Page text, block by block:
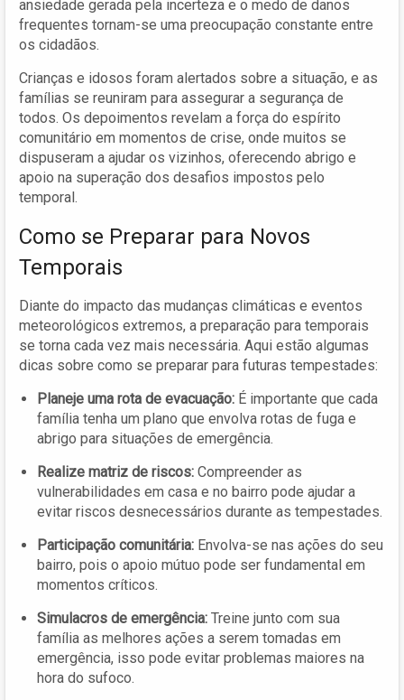
ansiedade gerada pela incerteza e o medo de danos
frequentes tornam-se uma preocupação constante entre
os cidadãos.
Crianças e idosos foram alertados sobre a situação, e as
famílias se reuniram para assegurar a segurança de
todos. Os depoimentos revelam a força do espírito
comunitário em momentos de crise, onde muitos se
dispuseram a ajudar os vizinhos, oferecendo abrigo e
apoio na superação dos desafios impostos pelo
temporal.
Como se Preparar para Novos
Temporais
Diante do impacto das mudanças climáticas e eventos
meteorológicos extremos, a preparação para temporais
se torna cada vez mais necessária. Aqui estão algumas
dicas sobre como se preparar para futuras tempestades:
Planeje uma rota de evacuação: É importante que cada
família tenha um plano que envolva rotas de fuga e
abrigo para situações de emergência.
Realize matriz de riscos: Compreender as
vulnerabilidades em casa e no bairro pode ajudar a
evitar riscos desnecessários durante as tempestades.
Participação comunitária: Envolva-se nas ações do seu
bairro, pois o apoio mútuo pode ser fundamental em
momentos críticos.
Simulacros de emergência: Treine junto com sua
família as melhores ações a serem tomadas em
emergência, isso pode evitar problemas maiores na
hora do sufoco.